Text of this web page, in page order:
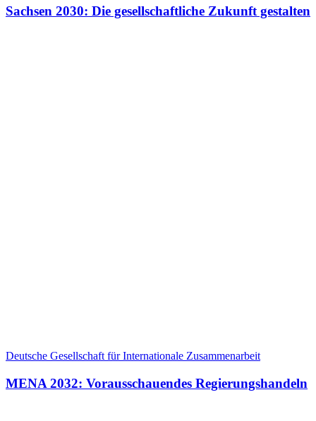
Sachsen 2030: Die gesellschaftliche Zukunft gestalten
Deutsche Gesellschaft für Internationale Zusammenarbeit
MENA 2032: Vorausschauendes Regierungshandeln